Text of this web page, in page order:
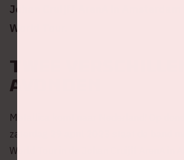
Johan Cruijff ArenA in Amsterdam
World Tour.
Twee
avonden
Metallica komt naar Nederland! Op
zaterdag 29 april 2023 staat de band
World Tour in de Johan Cruijff ArenA in